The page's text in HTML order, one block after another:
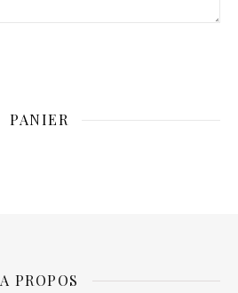
PANIER
A PROPOS